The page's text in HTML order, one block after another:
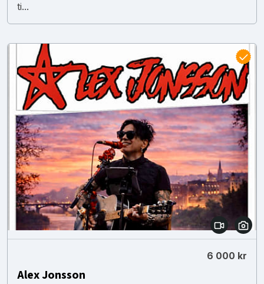
ti...
6 000 kr
Alex Jonsson